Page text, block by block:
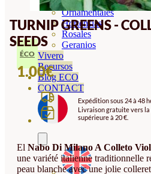
Ornamentales
Hortensias
Rosales
Geranios
Vivero
Recursos
Blog ECO
CONTACT
TURNIP GREENS -
SEEDS
ÉCO
1.00€
Expédition sous 24 à 48
Livraison gratuite vers
supérieure à 20 €.
El Nabo Di Milano A Colleto
une variété italienne traditionnelle
peau blanche avec une jolie